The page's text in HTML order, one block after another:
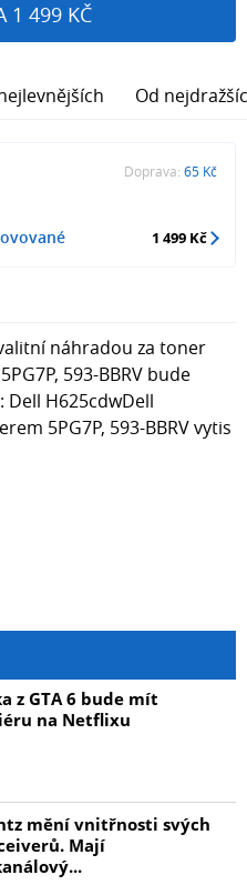
1 499 KČ
Od
Doprava: 65 Kč
1 499 Kč
náhradou za toner
593-BBRV bude
H625cdwDell
5PG7P, 593-BBRV vytis
z GTA 6 bude mít
na Netflixu
mění vnitřnosti svých
Mají